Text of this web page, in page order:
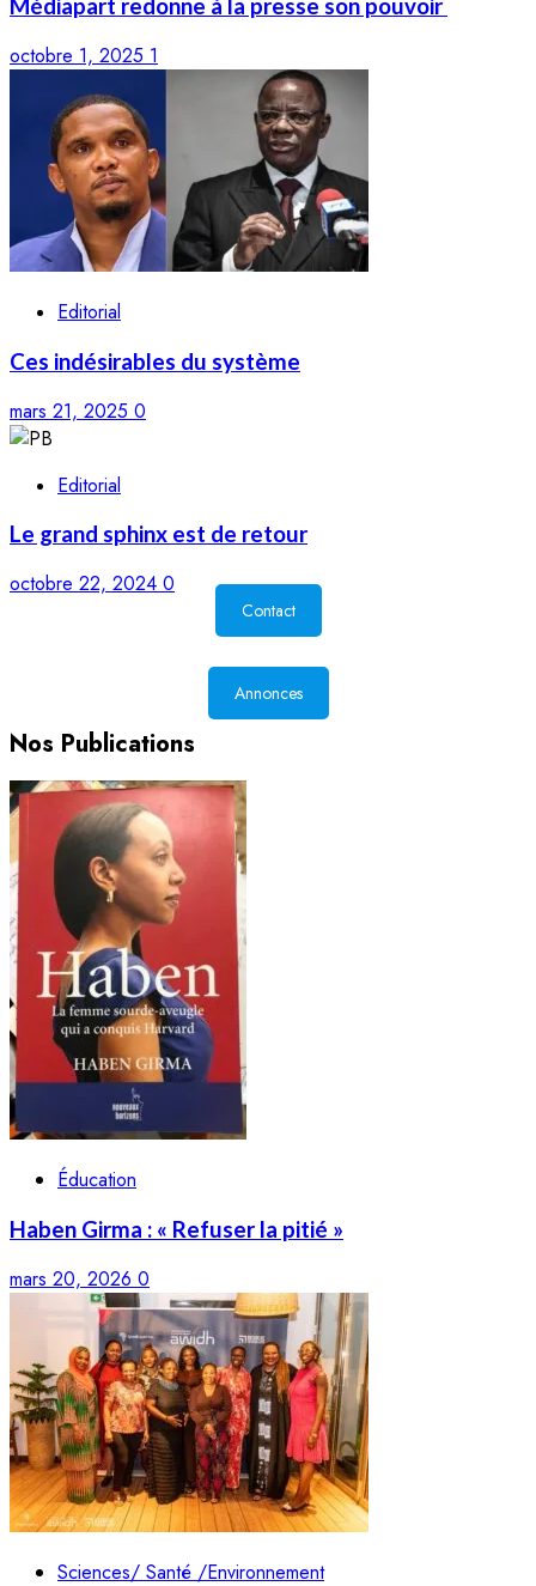
Médiapart redonne à la presse son pouvoir
octobre 1, 2025 1
Editorial
Ces indésirables du système
mars 21, 2025 0
Editorial
Le grand sphinx est de retour
octobre 22, 2024 0
Contact
Annonces
Nos Publications
Éducation
Haben Girma : « Refuser la pitié »
mars 20, 2026 0
Sciences/ Santé /Environnement